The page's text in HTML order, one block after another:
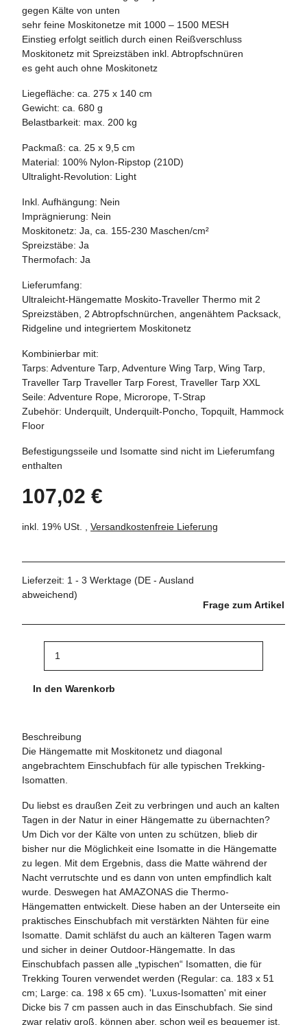
gegen Kälte von unten
sehr feine Moskitonetze mit 1000 – 1500 MESH
Einstieg erfolgt seitlich durch einen Reißverschluss
Moskitonetz mit Spreizstäben inkl. Abtropfschnüren
es geht auch ohne Moskitonetz
Liegefläche: ca. 275 x 140 cm
Gewicht: ca. 680 g
Belastbarkeit: max. 200 kg
Packmaß: ca. 25 x 9,5 cm
Material: 100% Nylon-Ripstop (210D)
Ultralight-Revolution: Light
Inkl. Aufhängung: Nein
Imprägnierung: Nein
Moskitonetz: Ja, ca. 155-230 Maschen/cm²
Spreizstäbe: Ja
Thermofach: Ja
Lieferumfang:
Ultraleicht-Hängematte Moskito-Traveller Thermo mit 2
Spreizstäben, 2 Abtropfschnürchen, angenähtem Packsack,
Ridgeline und integriertem Moskitonetz
Kombinierbar mit:
Tarps: Adventure Tarp, Adventure Wing Tarp, Wing Tarp,
Traveller Tarp Traveller Tarp Forest, Traveller Tarp XXL
Seile: Adventure Rope, Microrope, T-Strap
Zubehör: Underquilt, Underquilt-Poncho, Topquilt, Hammock
Floor
Befestigungsseile und Isomatte sind nicht im Lieferumfang
enthalten
107,02 €
inkl. 19% USt. , Versandkostenfreie Lieferung
Lieferzeit: 1 - 3 Werktage (DE - Ausland
abweichend)
Frage zum Artikel
In den Warenkorb
Beschreibung
Die Hängematte mit Moskitonetz und diagonal
angebrachtem Einschubfach für alle typischen Trekking-
Isomatten.
Du liebst es draußen Zeit zu verbringen und auch an kalten
Tagen in der Natur in einer Hängematte zu übernachten?
Um Dich vor der Kälte von unten zu schützen, blieb dir
bisher nur die Möglichkeit eine Isomatte in die Hängematte
zu legen. Mit dem Ergebnis, dass die Matte während der
Nacht verrutschte und es dann von unten empfindlich kalt
wurde. Deswegen hat AMAZONAS die Thermo-
Hängematten entwickelt. Diese haben an der Unterseite ein
praktisches Einschubfach mit verstärkten Nähten für eine
Isomatte. Damit schläfst du auch an kälteren Tagen warm
und sicher in deiner Outdoor-Hängematte. In das
Einschubfach passen alle „typischen“ Isomatten, die für
Trekking Touren verwendet werden (Regular: ca. 183 x 51
cm; Large: ca. 198 x 65 cm). 'Luxus-Isomatten' mit einer
Dicke bis 7 cm passen auch in das Einschubfach. Sie sind
zwar relativ groß, können aber, schon weil es bequemer ist,